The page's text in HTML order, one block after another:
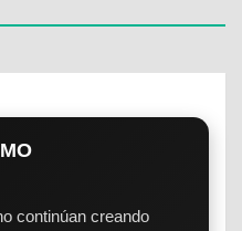
continúan creando